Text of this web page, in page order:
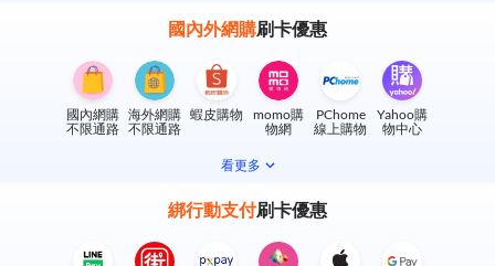
國內外網購刷卡優惠
國內網購
不限通路
海外網購
不限通路
蝦皮購物
momo購
物網
PChome
線上購物
Yahoo購
物中心
看更多
綁行動支付刷卡優惠